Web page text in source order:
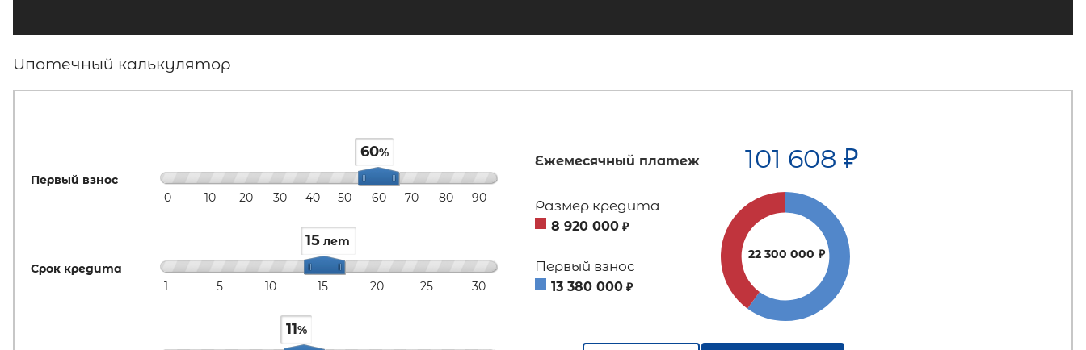
Ипотечный калькулятор
Первый взнос
60%
0 10 20 30 40 50 60 70 80 90
Срок кредита
15 лет
1 5 10 15 20 25 30
11%
Ежемесячный платеж
Размер кредита
8 920 000 ₽
Первый взнос
13 380 000 ₽
101 608 ₽
22 300 000 ₽